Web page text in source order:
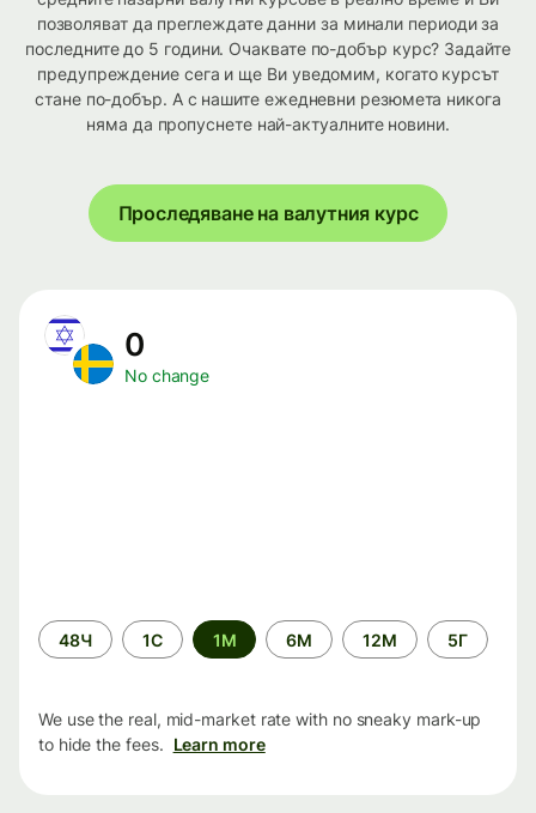
позволяват да преглеждате данни за минали периоди за
последните до 5 години. Очаквате по-добър курс? Задайте
предупреждение сега и ще Ви уведомим, когато курсът
стане по-добър. А с нашите ежедневни резюмета никога
няма да пропуснете най-актуалните новини.
Проследяване на валутния курс
0
No change
Time
period
48Ч 1С 1М 6М 12М 5Г
We use the real, mid-market rate with no sneaky mark-up
to hide the fees. Learn more